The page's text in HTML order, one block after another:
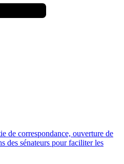
de correspondance, ouverture de
des sénateurs pour faciliter les